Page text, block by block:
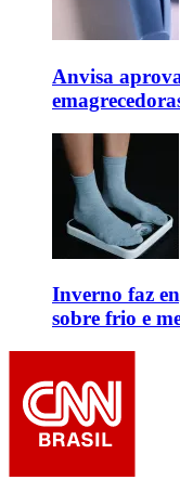
Anvisa
Inverno faz
sobre frio e